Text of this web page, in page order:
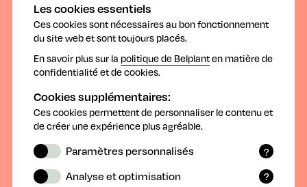
Les cookies essentiels
Ces cookies sont nécessaires au bon fonctionnement
du site web et sont toujours placés.
En savoir plus sur la politique de Belplanten matière de
confidentialité et de cookies.
Cookies supplémentaires:
Ces cookies permettent de personnaliser le contenu et
de créer une expérience plus agréable.
?
Paramètres personnalisés
les paramètres et les données que vous
?
Analyse et optimisation